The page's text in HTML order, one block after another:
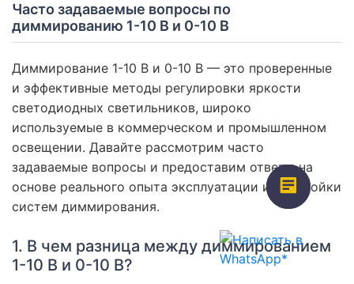
Часто задаваемые вопросы по
диммированию 1-10 В и 0-10 В
Диммирование 1-10 В и 0-10 В — это проверенные
и эффективные методы регулировки яркости
светодиодных светильников, широко
используемые в коммерческом и промышленном
освещении. Давайте рассмотрим часто
задаваемые вопросы и предоставим ответы на
основе реального опыта эксплуатации и настройки
систем диммирования.
1. В чем разница между диммированием
1-10 В и 0-10 В?